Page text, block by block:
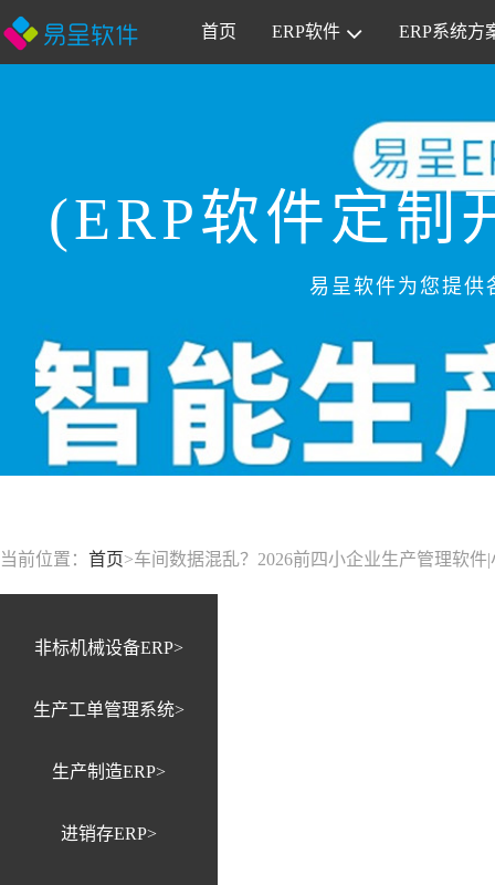
首页 ERP软件 ERP系统方
(ERP软件定制
易呈软件为您提供
当前位置： 首页>车间数据混乱？2026前四小企业生产管理软
非标机械设备ERP>
生产工单管理系统>
生产制造ERP>
进销存ERP>